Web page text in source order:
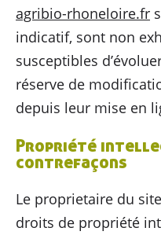
agribio-rhoneloire.fr
indicatif, sont non
susceptibles
réserve de
depuis leur mise en
Propriété
contrefaçons
Le proprietaire du
droits de propriété